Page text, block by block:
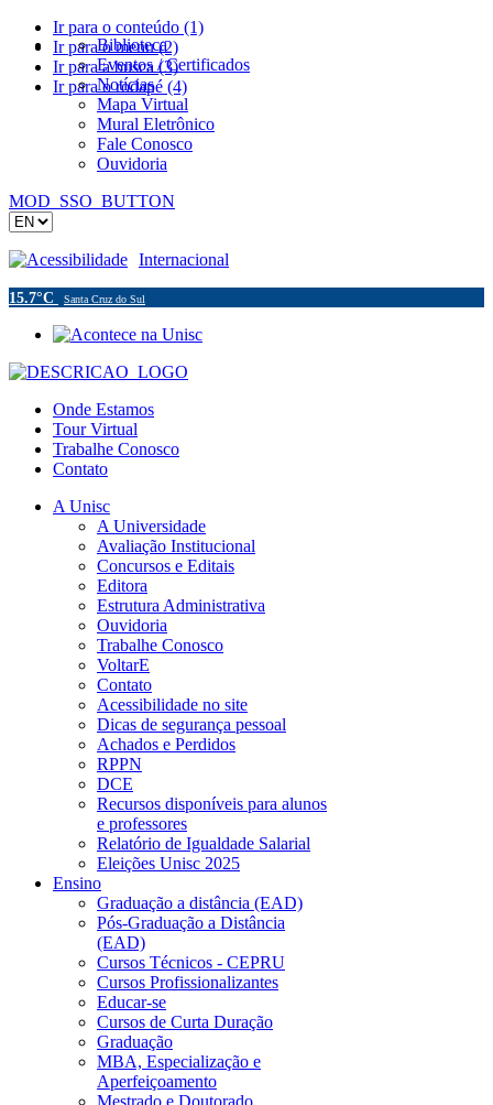
Ir para o conteúdo (1)
Ir para o menu (2)
Ir para a busca (3)
Ir para o rodapé (4)
Biblioteca
Eventos / Certificados
Notícias
Mapa Virtual
Mural Eletrônico
Fale Conosco
Ouvidoria
MOD_SSO_BUTTON
Acessibilidade Internacional
15.7°C Santa Cruz do Sul
Onde Estamos
Tour Virtual
Trabalhe Conosco
Contato
A Unisc
A Universidade
Avaliação Institucional
Concursos e Editais
Editora
Estrutura Administrativa
Ouvidoria
Trabalhe Conosco
VoltarE
Contato
Acessibilidade no site
Dicas de segurança pessoal
Achados e Perdidos
RPPN
DCE
Recursos disponíveis para alunos
e professores
Relatório de Igualdade Salarial
Eleições Unisc 2025
Ensino
Graduação a distância (EAD)
Pós-Graduação a Distância
(EAD)
Cursos Técnicos - CEPRU
Cursos Profissionalizantes
Educar-se
Cursos de Curta Duração
Graduação
MBA, Especialização e
Aperfeiçoamento
Mestrado e Doutorado